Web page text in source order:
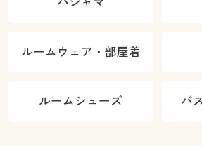
ルームウェア・部屋着
ルームシューズ バ